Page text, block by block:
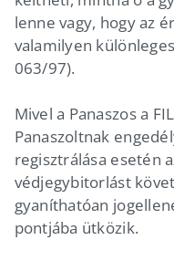
lenne vagy, hogy az
valamilyen
063/97).
Mivel a Panaszos a
Panaszoltnak
regisztrálása esetén
védjegybitorlást
gyaníthatóan
pontjába ütközik.